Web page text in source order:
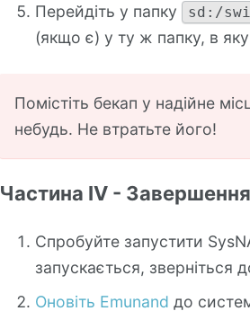
Перейдіть у папку
sd:/
(якщо є) у ту ж папку, в
Помістіть бекап у надійне
небудь. Не втратьте його!
Частина IV - Завершення
Спробуйте запустити
запускається, зверніться
Оновіть Emunand до